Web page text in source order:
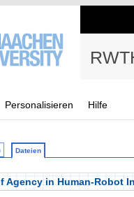
Personalisieren Hilfe
Dateien
Agency in Human-Robot